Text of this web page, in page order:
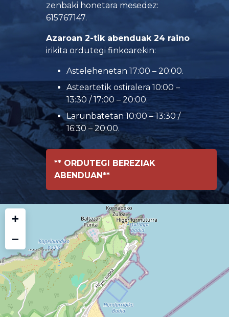
zenbaki honetara mesedez:
615767147.
Azaroan 2-tik abenduak 24 raino
irikita ordutegi finkoarekin:
Astelehenetan 17:00 – 20:00.
Asteartetik ostiralera 10:00 –
13:30 / 17:00 – 20:00.
Larunbatetan 10:00 – 13:30 /
16:30 – 20:00.
** ORDUTEGI BEREZIAK
ABENDUAN**
+
−